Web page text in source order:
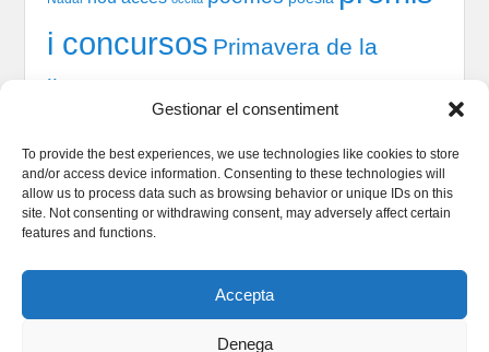
Gestionar el consentiment
To provide the best experiences, we use technologies like cookies to store
and/or access device information. Consenting to these technologies will
allow us to process data such as browsing behavior or unique IDs on this
site. Not consenting or withdrawing consent, may adversely affect certain
features and functions.
Accepta
Denega
i concursos Primavera de la
llengua
xerrada
Qui som
Dinamització i Sociolingüística